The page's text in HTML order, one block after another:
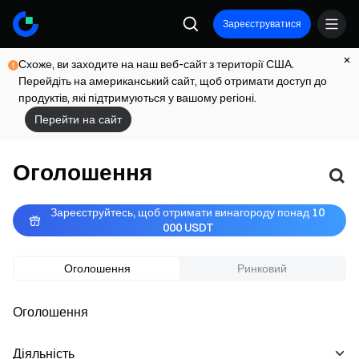
Зареєструватися
Схоже, ви заходите на наш веб-сайт з території США.
Перейдіть на американський сайт, щоб отримати доступ до
продуктів, які підтримуються у вашому регіоні.
Перейти на сайт
Оголошення
Зареєструйтесь, щоб отримати винагороду понад 10
000 USDT
Оголошення Ринковий
Оголошення
Діяльність